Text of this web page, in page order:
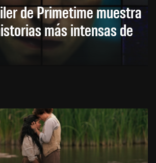
de Primetime muestra
más intensas de